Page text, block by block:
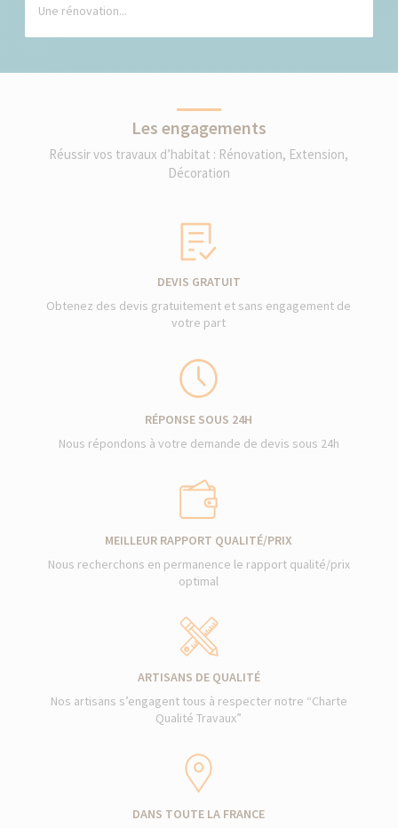
Une rénovation...
Les engagements
Réussir vos travaux d’habitat : Rénovation, Extension,
Décoration
DEVIS GRATUIT
Obtenez des devis gratuitement et sans engagement de
votre part
RÉPONSE SOUS 24H
Nous répondons à votre demande de devis sous 24h
MEILLEUR RAPPORT QUALITÉ/PRIX
Nous recherchons en permanence le rapport qualité/prix
optimal
ARTISANS DE QUALITÉ
Nos artisans s’engagent tous à respecter notre “Charte
Qualité Travaux”
DANS TOUTE LA FRANCE